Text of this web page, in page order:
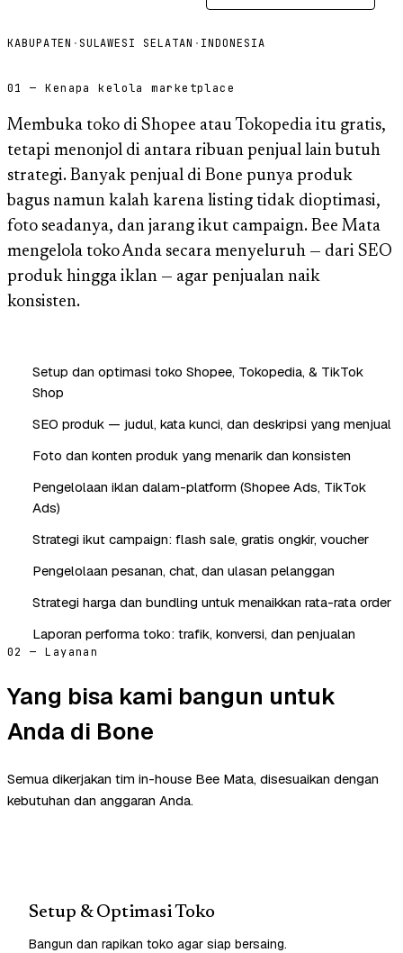
KABUPATEN · SULAWESI SELATAN · INDONESIA
01 — Kenapa kelola marketplace
Membuka toko di Shopee atau Tokopedia itu gratis,
tetapi menonjol di antara ribuan penjual lain butuh
strategi. Banyak penjual di Bone punya produk
bagus namun kalah karena listing tidak dioptimasi,
foto seadanya, dan jarang ikut campaign. Bee Mata
mengelola toko Anda secara menyeluruh — dari SEO
produk hingga iklan — agar penjualan naik
konsisten.
Setup dan optimasi toko Shopee, Tokopedia, & TikTok
Shop
SEO produk — judul, kata kunci, dan deskripsi yang menjual
Foto dan konten produk yang menarik dan konsisten
Pengelolaan iklan dalam-platform (Shopee Ads, TikTok
Ads)
Strategi ikut campaign: flash sale, gratis ongkir, voucher
Pengelolaan pesanan, chat, dan ulasan pelanggan
Strategi harga dan bundling untuk menaikkan rata-rata order
Laporan performa toko: trafik, konversi, dan penjualan
02 — Layanan
Yang bisa kami bangun untuk
Anda di Bone
Semua dikerjakan tim in-house Bee Mata, disesuaikan dengan
kebutuhan dan anggaran Anda.
Setup & Optimasi Toko
Bangun dan rapikan toko agar siap bersaing.